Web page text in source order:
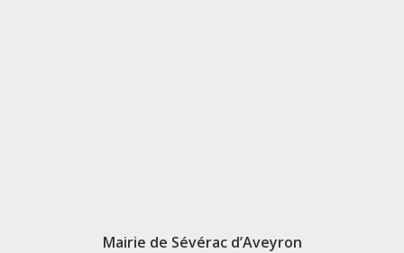
Mairie de Sévérac d’Aveyron